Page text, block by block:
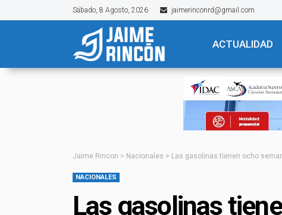
Sábado, 8 Agosto, 2026 jaimerinconrd@gmail.com
ACTUALIDAD
Jaime Rincon > Nacionales > Las gasolinas tienen ocho
NACIONALES
Las gasolinas